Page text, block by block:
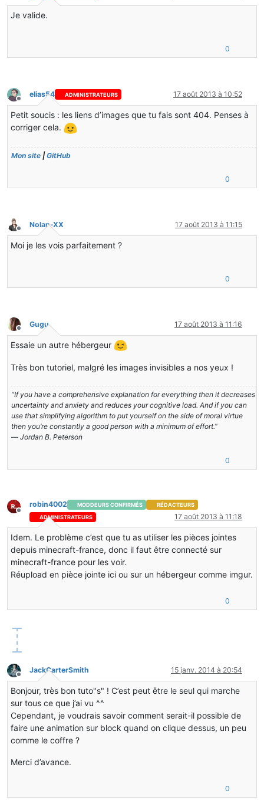
Je valide.
0
Hors-ligne
elias54 ADMINISTRATEURS 17 août 2013 à 10:52
Petit soucis : les liens d’images que tu fais sont 404. Penses à
corriger cela.
Mon site |GitHub
0
Hors-ligne
Nolan-XX 17 août 2013 à 11:15
Moi je les vois parfaitement ?
0
Hors-ligne
Gugu 17 août 2013 à 11:16
Essaie un autre hébergeur
Très bon tutoriel, malgré les images invisibles a nos yeux !
“If you have a comprehensive explanation for everything then it decreases
uncertainty and anxiety and reduces your cognitive load. And if you can
use that simplifying algorithm to put yourself on the side of moral virtue
then you’re constantly a good person with a minimum of effort.”
― Jordan B. Peterson
0
Hors-ligne
robin4002 MODDEURS CONFIRMÉS
RÉDACTEURS
ADMINISTRATEURS
17 août 2013 à 11:18
Idem. Le problème c’est que tu as utiliser les pièces jointes
depuis minecraft-france, donc il faut être connecté sur
minecraft-france pour les voir.
Réupload en pièce jointe ici ou sur un hébergeur comme imgur.
0
Hors-ligne
JackCarterSmith 15 janv. 2014 à 20:54
Bonjour, très bon tuto"s" ! C’est peut être le seul qui marche
sur tous ce que j’ai vu ^^
Cependant, je voudrais savoir comment serait-il possible de
faire une animation sur block quand on clique dessus, un peu
comme le coffre ?
Merci d’avance.
0